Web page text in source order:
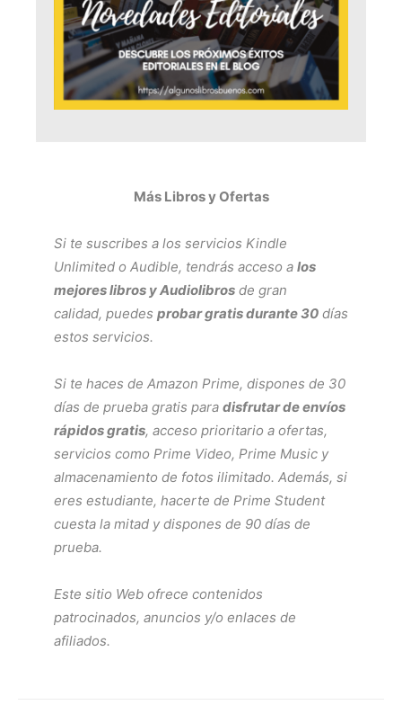
Más Libros y Ofertas
Si te suscribes a los servicios Kindle
Unlimited o Audible, tendrás acceso a los
mejores libros y Audiolibros de gran
calidad, puedes probar gratis durante 30 días
estos servicios.
Si te haces de Amazon Prime, dispones de 30
días de prueba gratis para disfrutar de envíos
rápidos gratis, acceso prioritario a ofertas,
servicios como Prime Video, Prime Music y
almacenamiento de fotos ilimitado. Además, si
eres estudiante, hacerte de Prime Student
cuesta la mitad y dispones de 90 días de
prueba.
Este sitio Web ofrece contenidos
patrocinados, anuncios y/o enlaces de
afiliados.